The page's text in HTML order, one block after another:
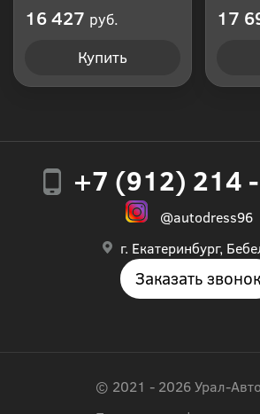
16 427 руб.
Купить
17
+7 (912) 214
г. Екатеринбург,
Заказать звонок
© 2021 - 2026 Урал-